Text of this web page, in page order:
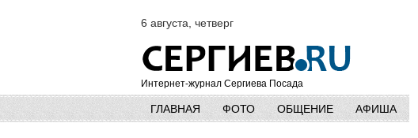
6 августа, четверг
Интернет-журнал Сергиева Посада
ГЛАВНАЯ ФОТО ОБЩЕНИЕ АФИША